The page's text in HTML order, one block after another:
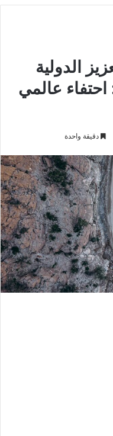
الدولية
عالمي
دقيقة واحدة